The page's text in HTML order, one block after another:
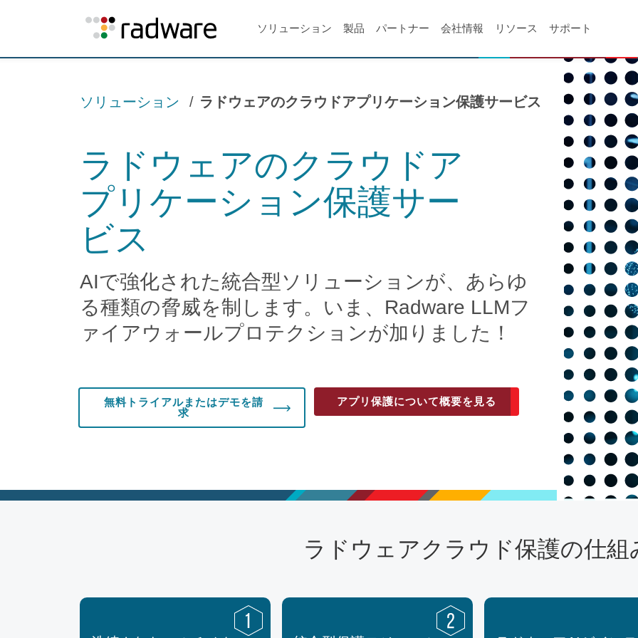
ソリューション 製品 パートナー 会社情報 リソース サポート
ソリューション ラドウェアのクラウドアプリケーション保護サービス
ラドウェアのクラウドア
プリケーション保護サー
ビス
AIで強化された統合型ソリューションが、あらゆ
る種類の脅威を制します。いま、Radware LLMフ
ァイアウォールプロテクションが加りました！
無料トライアルまたはデモを請
求
アプリ保護について概要を見る
ラドウェアクラウド保護の仕組